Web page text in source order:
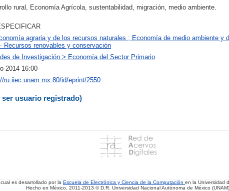
rural, Economía Agrícola, sustentabilidad, migración, medio ambiente.
agraria y de los recursos naturales ; Economía de medio ambiente y
Recursos renovables y conservación
de Investigación > Economía del Sector Primario
2014 16:00
ru.iiec.unam.mx:80/id/eprint/2550
usuario registrado)
es desarrollado por la Escuela de Electrónica y Ciencia de la Computación en la Universidad
Hecho en México, 2011-2013 © D.R. Universidad Nacional Autónoma de México (UNAM).